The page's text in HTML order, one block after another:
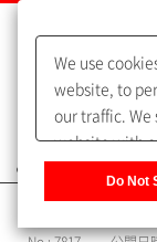
よくあるご
We use
website, to
our traffic. We
website with
Do Not